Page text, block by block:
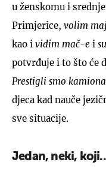
u ženskomu i
Primjerice, volim
kao i vidim mač-e i
potvrđuje i to što će
Prestigli smo
djeca kad nauče
sve situacije.
Jedan, neki,